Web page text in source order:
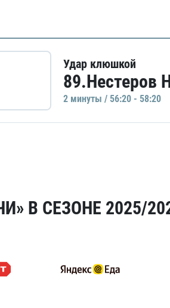
Удар клюшкой
89.Нестеров
2 минуты / 56:20 - 58:20
В СЕЗОНЕ 2025/